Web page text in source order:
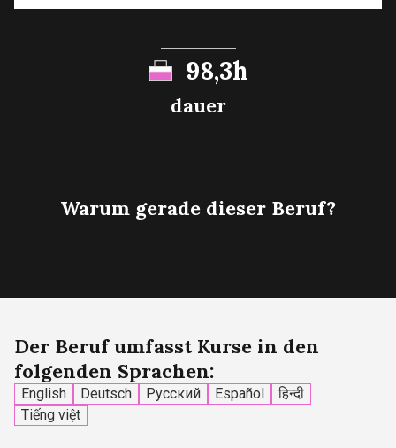
98,3h
dauer
Warum gerade dieser Beruf?
Der Beruf umfasst Kurse in den
folgenden Sprachen:
English Deutsch Русский Español
हिन्दी
Tiếng việt